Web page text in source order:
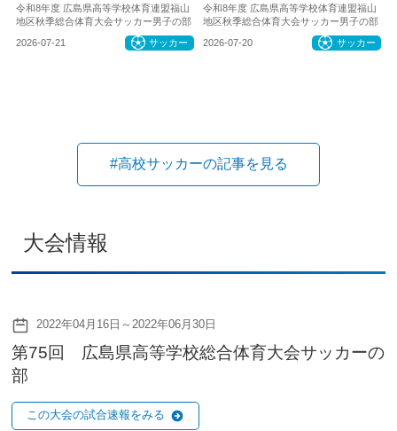
令和8年度 広島県高等学校体育連盟福山
地区秋季総合体育大会サッカー男子の部
2026-07-21 サッカー
令和8年度 広島県高等学校体育連盟福山
地区秋季総合体育大会サッカー男子の部
2026-07-20 サッカー
#高校サッカーの記事を見る
大会情報
2022年04月16日～2022年06月30日
第75回 広島県高等学校総合体育大会サッカーの
部
この大会の試合速報をみる